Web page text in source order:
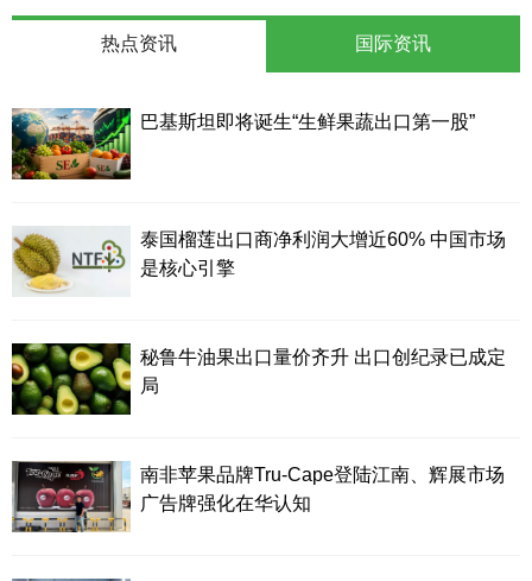
热点资讯
巴基斯坦即将诞生“生鲜果蔬出口第一股”
泰国榴莲出口商净利润大增近60% 中国市场
是核心引擎
秘鲁牛油果出口量价齐升 出口创纪录已成定
局
南非苹果品牌Tru-Cape登陆江南、辉展市场
广告牌强化在华认知
国际资讯